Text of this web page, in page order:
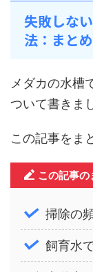
失敗しな
法：まとめ
メダカの水槽
ついて書きま
この記事をま
この記事の
掃除の
飼育水